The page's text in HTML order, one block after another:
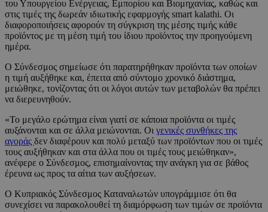
του Υπουργείου Ενέργειας, Εμπορίου και Βιομηχανίας, καθώς και
στις τιμές της δωρεάν ιδιωτικής εφαρμογής smart kalathi. Οι
διαφοροποιήσεις αφορούν τη σύγκριση της μέσης τιμής κάθε
προϊόντος με τη μέση τιμή του ίδιου προϊόντος την προηγούμενη
ημέρα.
Ο Σύνδεσμος σημείωσε ότι παρατηρήθηκαν προϊόντα των οποίων
η τιμή αυξήθηκε και, έπειτα από σύντομο χρονικό διάστημα,
μειώθηκε, τονίζοντας ότι οι λόγοι αυτών των μεταβολών θα πρέπει
να διερευνηθούν.
«Το μεγάλο ερώτημα είναι γιατί σε κάποια προϊόντα οι τιμές
αυξάνονται και σε άλλα μειώνονται. Οι γενικές συνθήκες της
αγοράς δεν διαφέρουν και πολύ μεταξύ των προϊόντων που οι τιμές
τους αυξήθηκαν και στα άλλα που οι τιμές τους μειώθηκαν»,
ανέφερε ο Σύνδεσμος, επισημαίνοντας την ανάγκη για σε βάθος
έρευνα ως προς τα αίτια των αυξήσεων.
Ο Κυπριακός Σύνδεσμος Καταναλωτών υπογράμμισε ότι θα
συνεχίσει να παρακολουθεί τη διαμόρφωση των τιμών σε προϊόντα